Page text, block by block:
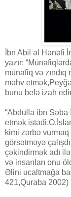
İbn Abil əl Hənəfi
yazır:
münafiq və
məhv
bunu belə izah
“Abdulla ibn Səba
etmək
kimi zərbə
görsətməyə
çəkindirmək adı
və insanları onu
Əlini ucaltmağa
421,Quraba 2002)